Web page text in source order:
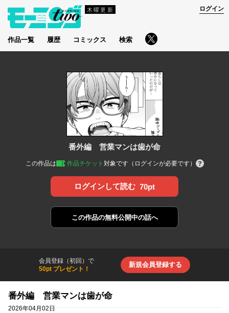
木曜更新
作品一覧 履歴 コミックス 検索
ログイン
番外編 営業マンは歯が命
この作品は 作品チケット 対象です（ログインが必要です）
ログインして読む 70pt
この作品の無料公開中の話へ
会員登録（初回）で
50pt プレゼント！
新規会員登録する
番外編 営業マンは歯が命
2026年04月02日